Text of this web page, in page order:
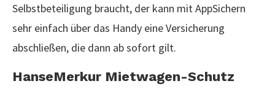
Selbstbeteiligung braucht, der kann mit AppSichern
sehr einfach über das Handy eine Versicherung
abschließen, die dann ab sofort gilt.
HanseMerkur Mietwagen-Schutz